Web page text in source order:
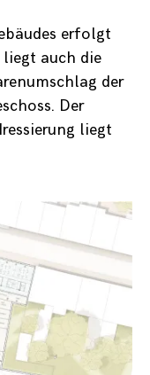
erfolgt
liegt auch die
der
Der
liegt